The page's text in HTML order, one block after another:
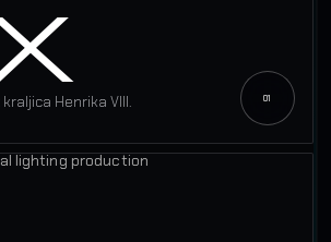
Henrika VIII.